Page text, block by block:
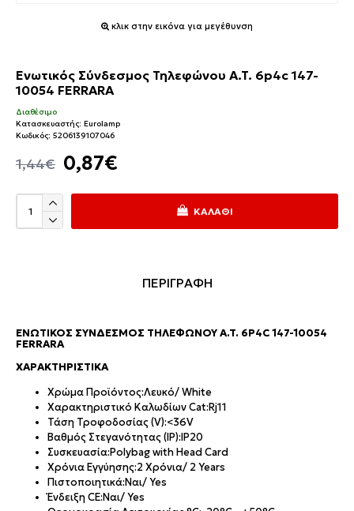
κλικ στην εικόνα για μεγέθυνση
Ενωτικός Σύνδεσμος Τηλεφώνου A.T. 6p4c 147-
10054 FERRARA
0,87€
1,44€
Διαθέσιμο
Κατασκευαστής: Eurolamp
Κωδικός: 5206139107046
ΚΑΛΆΘΙ
ΠΕΡΙΓΡΑΦΗ
ΕΝΩΤΙΚΌΣ ΣΎΝΔΕΣΜΟΣ ΤΗΛΕΦΏΝΟΥ A.T. 6P4C 147-10054
FERRARA
XΑΡΑΚΤΗΡΙΣΤΙΚΆ
Χρώμα Προϊόντος:Λευκό/ White
Χαρακτηριστικό Καλωδίων Cat:Rj11
Τάση Τροφοδοσίας (V):<36V
Βαθμός Στεγανότητας (IP):IP20
Συσκευασία:Polybag with Head Card
Χρόνια Εγγύησης:2 Χρόνια/ 2 Years
Πιστοποιητικά:Ναι/ Yes
Ένδειξη CE:Ναι/ Yes